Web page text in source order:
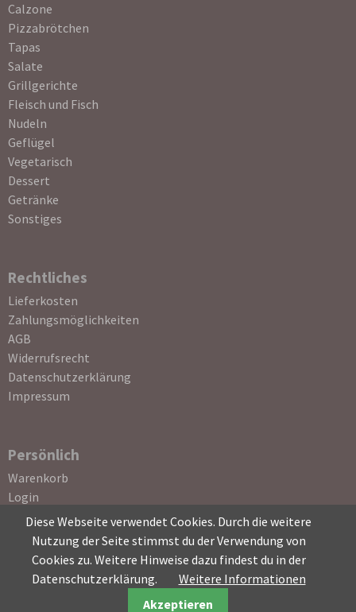
Calzone
Pizzabrötchen
Tapas
Salate
Grillgerichte
Fleisch und Fisch
Nudeln
Geflügel
Vegetarisch
Dessert
Getränke
Sonstiges
Rechtliches
Navigation
überspringen
Lieferkosten
Zahlungsmöglichkeiten
AGB
Widerrufsrecht
Datenschutzerklärung
Impressum
Persönlich
Navigation
überspringen
Warenkorb
Login
Registrierung
Passwort vergessen
Diese Webseite verwendet Cookies. Durch die weitere
Nutzung der Seite stimmst du der Verwendung von
Cookies zu. Weitere Hinweise dazu findest du in der
Datenschutzerklärung.
Weitere Informationen
Akzeptieren